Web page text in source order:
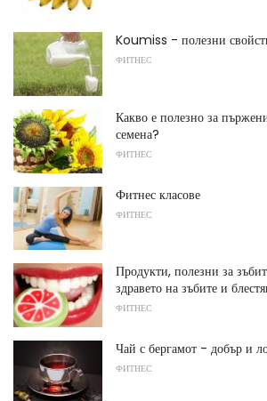
Koumiss - полезни
ФИТНЕС
Какво е полезно за
семена?
ФИТНЕС
Фитнес класове
ФИТНЕС
Продукти, полезни за
здравето на зъбите и
ФИТНЕС
Чай с бергамот - добър и
ФИТНЕС